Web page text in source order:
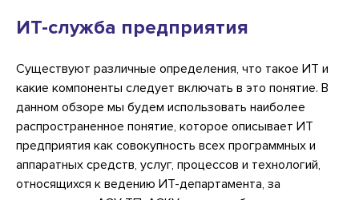
ИТ-служба предприятия
Существуют различные определения, что такое ИТ и
какие компоненты следует включать в это понятие. В
данном обзоре мы будем использовать наиболее
распространенное понятие, которое описывает ИТ
предприятия как совокупность всех программных и
аппаратных средств, услуг, процессов и технологий,
относящихся к ведению ИТ-департамента, за